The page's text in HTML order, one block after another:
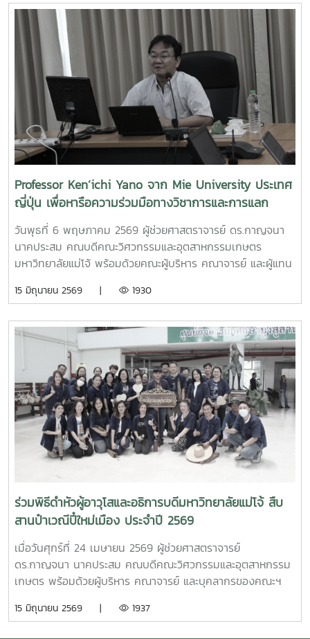
นักศึกษา ที่สามารถต่อยอดองค์ความรู้สู่การสร้างนวัตกรรมและ
การเป็นผู้ประกอบการแห่งอนาคตได้อย่างโดดเด่นCr:อุทยาน
วิทยาศาสตร์เทคโนโลยีเกษตรและอาหาร Maejo Agro Food
Park
(MAP)https://www.facebook.com/share/18ZhSJ8uJx/
หลักสูตรวิศวกรรมศาสตรบัณฑิต สาขาวิศวกรรมอาหารเข้าร่วม
การอบรมเชิงปฏิบัติการ "SIPOC Model กับการบริหารจัดการ
การดำเนินการตามเกณฑ์ EdPEx" ใน วันที่ 12-13 พฤษภาคม
2569 ที่โรงแรมยูนิมมาน โดย ได้รับเกียรติจาก "ผู้ช่วย
ศาสตราจารย์ ดร.สุภัทร พัฒน์วิชัยโชติ" คณะวิศวกรรมศาสตร์
มหาวิทยาลัยเกษตรศาสตร์ เป็นวิทยากรการอบรมครั้งนี้ช่วยส่ง
เสริมให้บุคลากรนำความรู้ที่ได้ ใช้ในการวิเคราะห์ วางระบบและ
เชื่อมโยงกระบวนการ เพื่อมุ่งสู่ความเป็นเลิศขององค์กร
Professor Ken’ichi Yano จาก Mie University ประเทศ
ญี่ปุ่น เพื่อหารือความร่วมมือทางวิชาการและการแลก
เปลี่ยนนักศึกษา
วันพุธที่ 6 พฤษภาคม 2569 ผู้ช่วยศาสตราจารย์ ดร.กาญจนา
นาคประสม คณบดีคณะวิศวกรรมและอุตสาหกรรมเกษตร
มหาวิทยาลัยแม่โจ้ พร้อมด้วยคณะผู้บริหาร คณาจารย์ และผู้แทน
วิทยาศาสตร์การอาหาร หลักสูตรระดับบัณฑิตศึกษา และคณะ
ศาสตราจารย์สาขาวิชาวิศวกรรมเครื่องกล และผู้ช่วยอธิการบดี
ด้านการพัฒนานักวิจัยรุ่นใหม่ จาก Mie University ประเทศ
ญี่ปุ่น ในโอกาสเดินทางมาเยี่ยมชมคณะฯ และหารือแนวทางความ
ร่วมมือทางวิชาการ ณ คณะวิศวกรรมและอุตสาหกรรมเกษตร
มหาวิทยาลัยแม่โจ้ในการนี้ ได้มีการนำเสนอวีดิทัศน์แนะนำ
มหาวิทยาลัยและคณะฯ พร้อมแลกเปลี่ยนแนวทางการสร้างความ
ร่วมมือด้านวิชาการ การวิจัย และการแลกเปลี่ยนนักศึกษาในระดับ
ปริญญาตรีและบัณฑิตศึกษา ระหว่างสองสถาบันProfessor
Ken’ichi Yano ได้นำเสนอผลงานวิจัยในหัวข้อ “Medical,
Welfare, and Care-support Robotics” และ “Automation
Engineering, Welfare Robots and Nursing Care
Systems” ซึ่งเกี่ยวข้องกับเทคโนโลยีหุ่นยนต์เพื่อการแพทย์ การ
ดูแลผู้สูงอายุ และระบบสนับสนุนงานด้านสวัสดิการและการ
พยาบาล รวมถึงการออกแบบและพัฒนาหุ่นยนต์สำหรับภารกิจ
เฉพาะ เช่น การเกษตร การช่วยเหลือผู้ประสบภัยและงานเสี่ยง
อันตรายอื่นๆนอกจากนี้ ผู้แทนจากหลักสูตรวิศวกรรมเกษตร
บัณฑิตศึกษา และพยาบาลศาสตร์ ได้นำเสนอผลงานวิจัยเด่น
15 มิถุนายน 2569 | 1930
ร่วมพิธีดำหัวผู้อาวุโสและอธิการบดีมหาวิทยาลัยแม่โจ้ สืบ
สานป๋าเวณีปี๋ใหม่เมือง ประจำปี 2569
เมื่อวันศุกร์ที่ 24 เมษายน 2569 ผู้ช่วยศาสตราจารย์
ดร.กาญจนา นาคประสม คณบดีคณะวิศวกรรมและอุตสาหกรรม
เกษตร พร้อมด้วยผู้บริหาร คณาจารย์ และบุคลากรของคณะฯ
โครงการ “สืบสานป๋าเวณีปี๋ใหม่เมือง” ประจำปี 2569ในการนี้
15 มิถุนายน 2569 | 1937